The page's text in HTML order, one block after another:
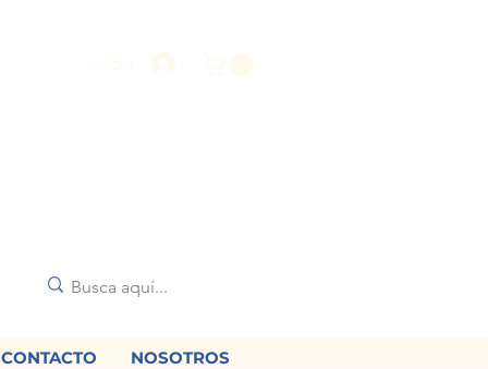
CONTACTO NOSOTROS